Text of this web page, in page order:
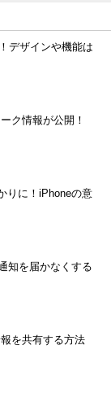
デザインや機能は
ク情報が公開！
りに！iPhoneの意
知を届かなくする
を共有する方法